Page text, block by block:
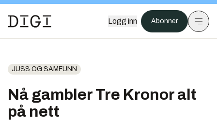
Logg inn Abonner
JUSS OG SAMFUNN
Nå gambler Tre Kronor alt
på nett